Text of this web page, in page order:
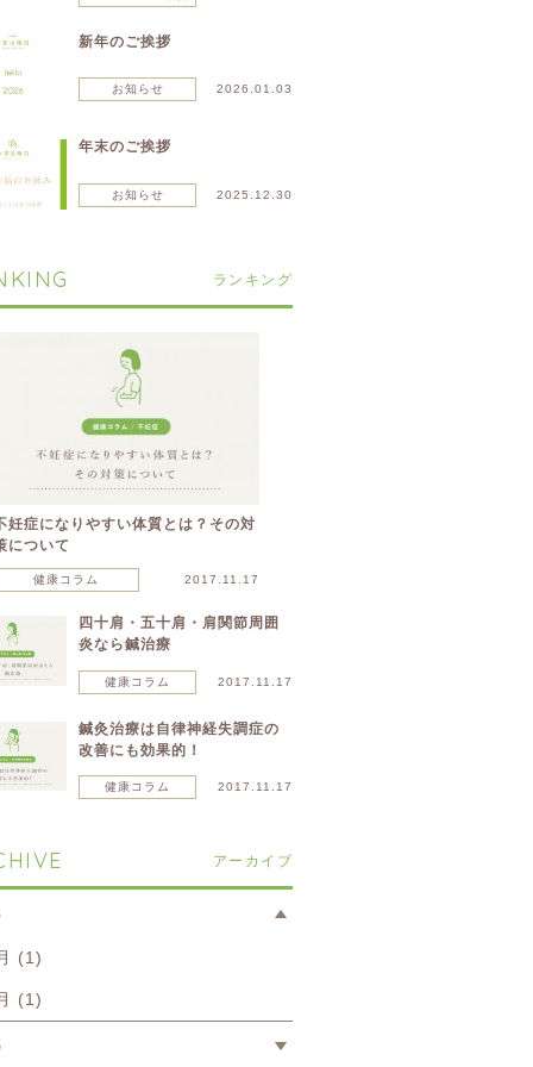
新年のご挨拶
お知らせ 2026.01.03
年末のご挨拶
お知らせ 2025.12.30
ランキング
妊症になりやすい体質とは？その対
について
健康コラム 2017.11.17
四十肩・五十肩・肩関節周囲
炎なら鍼治療
健康コラム 2017.11.17
鍼灸治療は自律神経失調症の
改善にも効果的！
健康コラム 2017.11.17
アーカイブ
(1)
(1)